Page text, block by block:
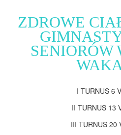
ZDROWE
SENIORÓW
I TURNUS 6
II TURNUS 13
III TURNUS 20